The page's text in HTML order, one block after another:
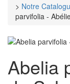
> Notre
parvifolia -
Abelia